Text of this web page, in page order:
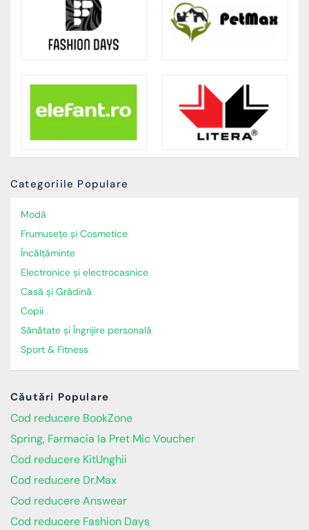
Categoriile Populare
Modă
Frumusețe și Cosmetice
Încălţăminte
Electronice și electrocasnice
Casă și Grădină
Copii
Sănătate și Îngrijire personală
Sport & Fitness
Căutări Populare
Cod reducere BookZone
Spring, Farmacia la Pret Mic Voucher
Cod reducere KitUnghii
Cod reducere Dr.Max
Cod reducere Answear
Cod reducere Fashion Days